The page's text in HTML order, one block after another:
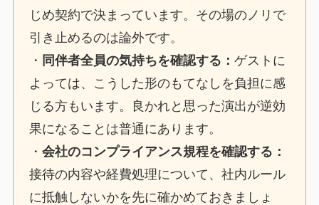
じめ契約で決まっています。その場のノリで
引き止めるのは論外です。
・ 同伴者全員の気持ちを確認する：ゲストに
よっては、こうした形のもてなしを負担に感
じる方もいます。良かれと思った演出が逆効
果になることは普通にあります。
・会社のコンプライアンス規程を確認する：
接待の内容や経費処理について、社内ルール
に抵触しないかを先に確かめておきましょ